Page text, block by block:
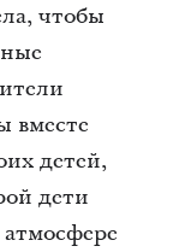
чтобы
вместе
детей,
дети
атмосфере